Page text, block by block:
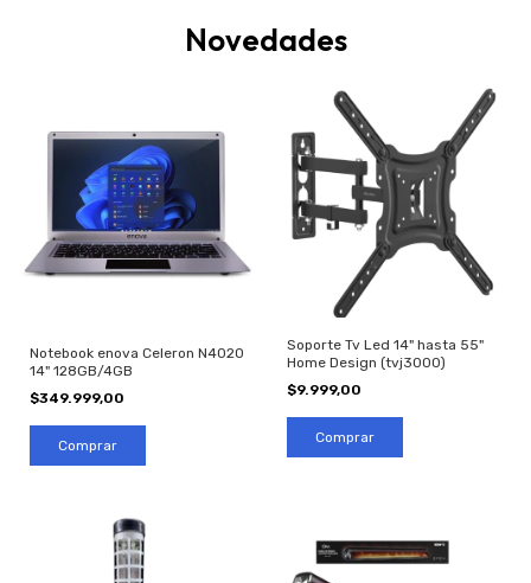
Novedades
Notebook enova Celeron N4020
14" 128GB/4GB
$349.999,00
Soporte Tv Led 14" hasta 55"
Home Design (tvj3000)
$9.999,00